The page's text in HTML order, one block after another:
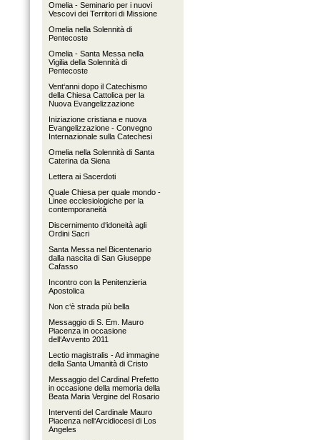
Omelia - Seminario per i nuovi
Vescovi dei Territori di Missione
Omelia nella Solennità di
Pentecoste
Omelia - Santa Messa nella
Vigilia della Solennità di
Pentecoste
Vent‘anni dopo il Catechismo
della Chiesa Cattolica per la
Nuova Evangelizzazione
Iniziazione cristiana e nuova
Evangelizzazione - Convegno
Internazionale sulla Catechesi
Omelia nella Solennità di Santa
Caterina da Siena
Lettera ai Sacerdoti
Quale Chiesa per quale mondo -
Linee ecclesiologiche per la
contemporaneità
Discernimento d‘idoneità agli
Ordini Sacri
Santa Messa nel Bicentenario
dalla nascita di San Giuseppe
Cafasso
Incontro con la Penitenzieria
Apostolica
Non c‘è strada più bella
Messaggio di S. Em. Mauro
Piacenza in occasione
dell‘Avvento 2011
Lectio magistralis - Ad immagine
della Santa Umanità di Cristo
Messaggio del Cardinal Prefetto
in occasione della memoria della
Beata Maria Vergine del Rosario
Interventi del Cardinale Mauro
Piacenza nell‘Arcidiocesi di Los
Angeles